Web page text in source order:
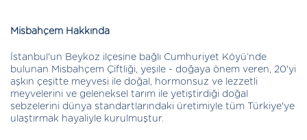
Misbahçem Hakkında
İstanbul'un Beykoz ilçesine bağlı Cumhuriyet Köyü’nde
bulunan Misbahçem Çiftliği, yeşile - doğaya önem veren, 20'yi
aşkın çeşitte meyvesi ile doğal, hormonsuz ve lezzetli
meyvelerini ve geleneksel tarım ile yetiştirdiği doğal
sebzelerini dünya standartlarındaki üretimiyle tüm Türkiye'ye
ulaştırmak hayaliyle kurulmuştur.